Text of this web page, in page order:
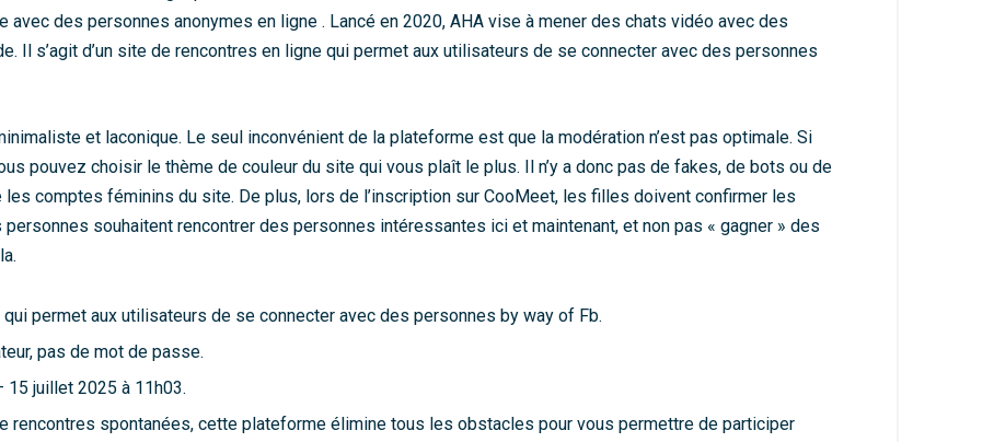
des personnes anonymes en ligne . Lancé en 2020, AHA vise à mener des chats vidéo avec des
Il s’agit d’un site de rencontres en ligne qui permet aux utilisateurs de se connecter avec des personnes
et laconique. Le seul inconvénient de la plateforme est que la modération n’est pas optimale. Si
pouvez choisir le thème de couleur du site qui vous plaît le plus. Il n’y a donc pas de fakes, de bots ou de
comptes féminins du site. De plus, lors de l’inscription sur CooMeet, les filles doivent confirmer les
souhaitent rencontrer des personnes intéressantes ici et maintenant, et non pas « gagner » des
qui permet aux utilisateurs de se connecter avec des personnes by way of Fb.
pas de mot de passe.
juillet 2025 à 11h03.
rencontres spontanées, cette plateforme élimine tous les obstacles pour vous permettre de participer